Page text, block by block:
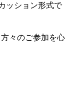
ッション形式で
々のご参加を心